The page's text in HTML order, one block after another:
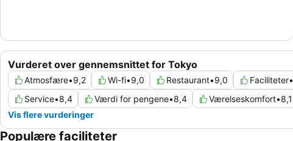
Vurderet over gennemsnittet for Tokyo
Atmosfære•9,2 Wi-fi•9,0 Restaurant•9,0 Faciliteter•
Service•8,4 Værdi for pengene•8,4 Værelseskomfort•8,1
Vis flere vurderinger
Populære faciliteter